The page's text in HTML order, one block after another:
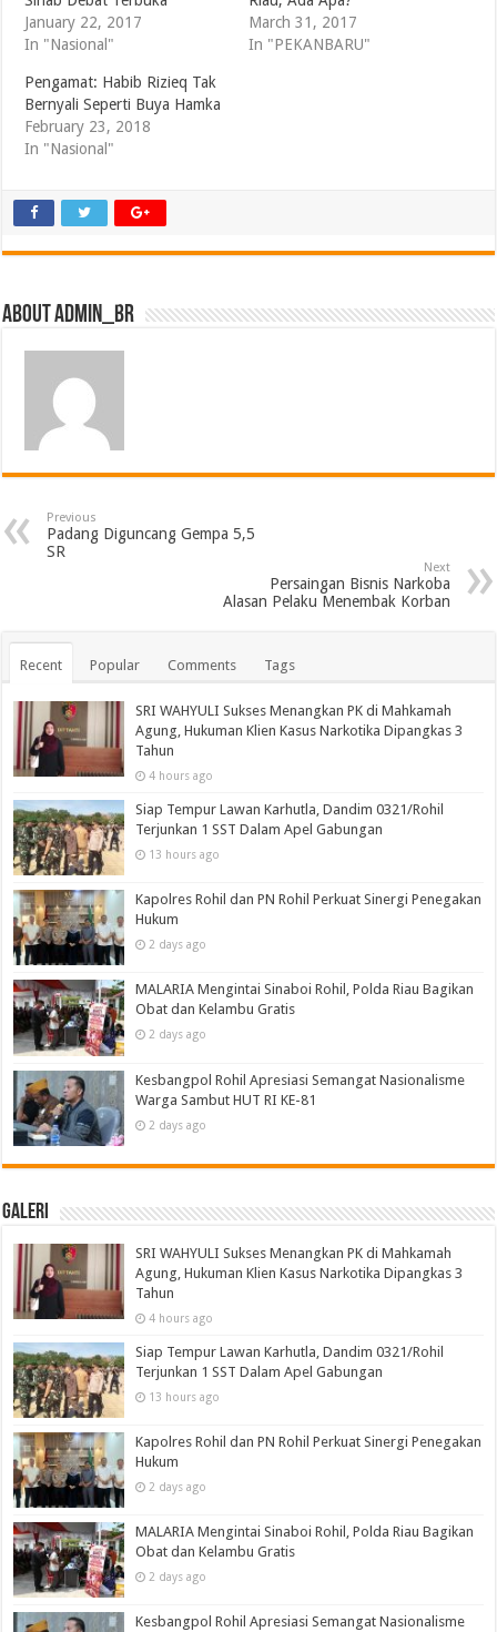
January 22, 2017
In "Nasional"
March 31, 2017
In "PEKANBARU"
Pengamat: Habib Rizieq Tak
Bernyali Seperti Buya Hamka
February 23, 2018
In "Nasional"
About admin_br
Previous
Padang Diguncang Gempa 5,5
SR
Next
Persaingan Bisnis Narkoba
Alasan Pelaku Menembak Korban
Recent Popular Comments Tags
SRI WAHYULI Sukses Menangkan PK di Mahkamah
Agung, Hukuman Klien Kasus Narkotika Dipangkas 3
Tahun
4 hours ago
Siap Tempur Lawan Karhutla, Dandim 0321/Rohil
Terjunkan 1 SST Dalam Apel Gabungan
13 hours ago
Kapolres Rohil dan PN Rohil Perkuat Sinergi Penegakan
Hukum
2 days ago
MALARIA Mengintai Sinaboi Rohil, Polda Riau Bagikan
Obat dan Kelambu Gratis
2 days ago
Kesbangpol Rohil Apresiasi Semangat Nasionalisme
Warga Sambut HUT RI KE-81
2 days ago
Galeri
SRI WAHYULI Sukses Menangkan PK di Mahkamah
Agung, Hukuman Klien Kasus Narkotika Dipangkas 3
Tahun
4 hours ago
Siap Tempur Lawan Karhutla, Dandim 0321/Rohil
Terjunkan 1 SST Dalam Apel Gabungan
13 hours ago
Kapolres Rohil dan PN Rohil Perkuat Sinergi Penegakan
Hukum
2 days ago
MALARIA Mengintai Sinaboi Rohil, Polda Riau Bagikan
Obat dan Kelambu Gratis
2 days ago
Kesbangpol Rohil Apresiasi Semangat Nasionalisme